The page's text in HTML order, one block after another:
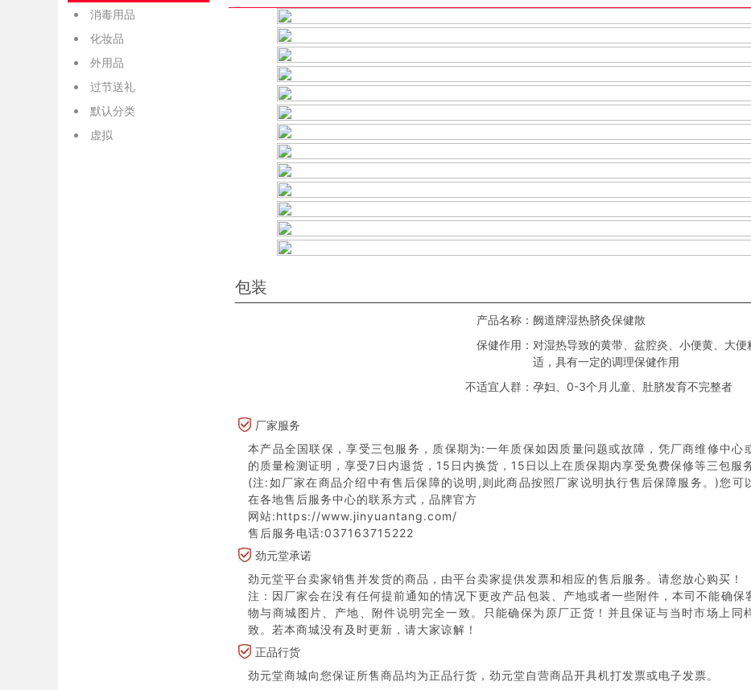
消毒用品
化妆品
外用品
过节送礼
默认分类
虚拟
包装
产品名称： 阙道牌湿热脐灸保健散
保健作用： 对湿热导致的黄带、盆腔炎、小便黄、大便
适，具有一定的调理保健作用
不适宜人群： 孕妇、0-3个月儿童、肚脐发育不完整者
厂家服务
本产品全国联保，享受三包服务，质保期为:一年质保如因质量问题或故障，凭厂商维修中心
的质量检测证明，享受7日内退货，15日内换货，15日以上在质保期内享受免费保修等三包服
(注:如厂家在商品介绍中有售后保障的说明,则此商品按照厂家说明执行售后保障服务。)您可
在各地售后服务中心的联系方式，品牌官方
网站:https://www.jinyuantang.com/
售后服务电话:037163715222
劲元堂承诺
劲元堂平台卖家销售并发货的商品，由平台卖家提供发票和相应的售后服务。请您放心购买！
注：因厂家会在没有任何提前通知的情况下更改产品包装、产地或者一些附件，本司不能确保
物与商城图片、产地、附件说明完全一致。只能确保为原厂正货！并且保证与当时市场上同
致。若本商城没有及时更新，请大家谅解！
正品行货
劲元堂商城向您保证所售商品均为正品行货，劲元堂自营商品开具机打发票或电子发票。